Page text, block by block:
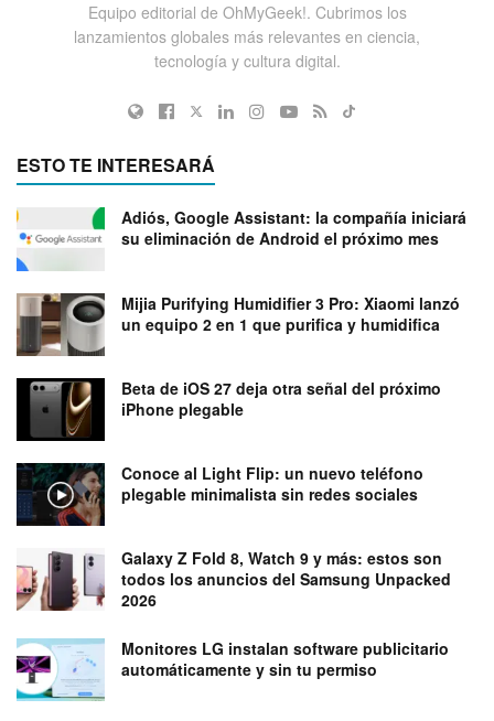
Equipo editorial de OhMyGeek!. Cubrimos los
lanzamientos globales más relevantes en ciencia,
tecnología y cultura digital.
ESTO TE INTERESARÁ
Adiós, Google Assistant: la compañía iniciará
su eliminación de Android el próximo mes
Mijia Purifying Humidifier 3 Pro: Xiaomi lanzó
un equipo 2 en 1 que purifica y humidifica
Beta de iOS 27 deja otra señal del próximo
iPhone plegable
Conoce al Light Flip: un nuevo teléfono
plegable minimalista sin redes sociales
Galaxy Z Fold 8, Watch 9 y más: estos son
todos los anuncios del Samsung Unpacked
2026
Monitores LG instalan software publicitario
automáticamente y sin tu permiso